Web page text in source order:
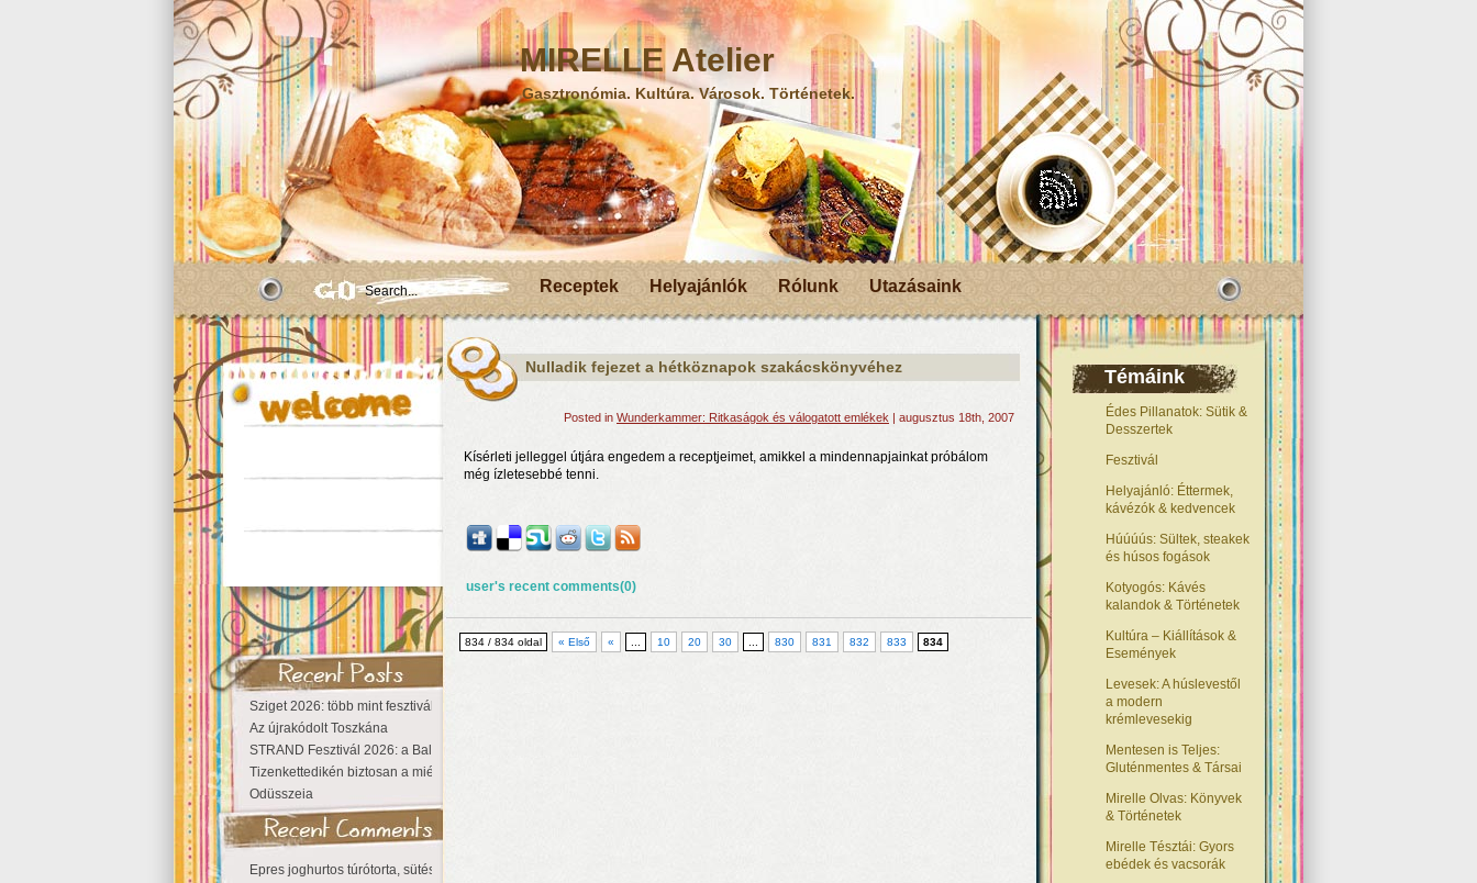
MIRELLE Atelier
Gasztronómia. Kultúra. Városok. Történetek.
Receptek Helyajánlók Rólunk Utazásaink
Sziget 2026: több mint fesztivál, egy városnyi élmény
Az újrakódolt Toszkána
STRAND Fesztivál 2026: a Balaton partján a nyár még tart!
Tizenkettedikén biztosan a miénk a Sziget!
Odüsszeia
Epres joghurtos túrótorta, sütés nélkül
Témáink
Édes Pillanatok: Sütik &
Desszertek
Fesztivál
Helyajánló: Éttermek,
kávézók & kedvencek
Húúúús: Sültek, steakek
és húsos fogások
Kotyogós: Kávés
kalandok & Történetek
Kultúra – Kiállítások &
Események
Levesek: A húslevestől
a modern
krémlevesekig
Mentesen is Teljes:
Gluténmentes & Társai
Mirelle Olvas: Könyvek
& Történetek
Mirelle Tésztái: Gyors
ebédek és vacsorák
Nulladik fejezet a hétköznapok szakácskönyvéhez
Posted in Wunderkammer: Ritkaságok és válogatott emlékek | augusztus 18th, 2007
Kísérleti jelleggel útjára engedem a receptjeimet, amikkel a mindennapjainkat próbálom
még ízletesebbé tenni.
user's recent comments(0)
834 / 834 oldal « Első « 10 20 30 830 831 832 833 834